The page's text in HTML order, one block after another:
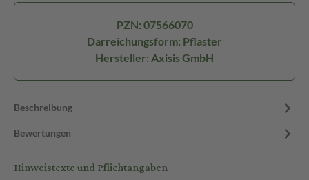
PZN: 07566070
Darreichungsform: Pflaster
Hersteller: Axisis GmbH
Beschreibung
Bewertungen
Hinweistexte und Pflichtangaben